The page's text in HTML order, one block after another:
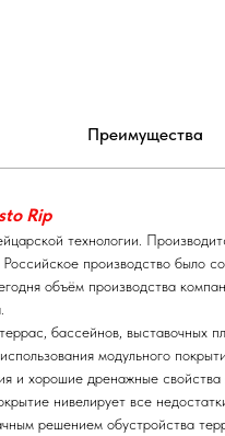
Преимущества
Rip
технологии.
производство было
объём производства
бассейнов, выставочных
модульного
и хорошие дренажные
нивелирует все
решением обустройства